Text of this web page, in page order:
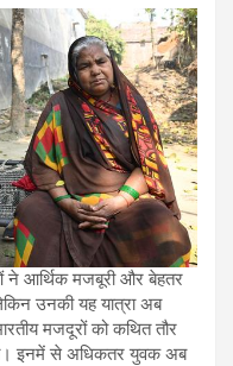
आर्थिक मजबूरी और बेहतर
उनकी यह यात्रा अब
मजदूरों को कथित तौर
इनमें से अधिकतर युवक अब